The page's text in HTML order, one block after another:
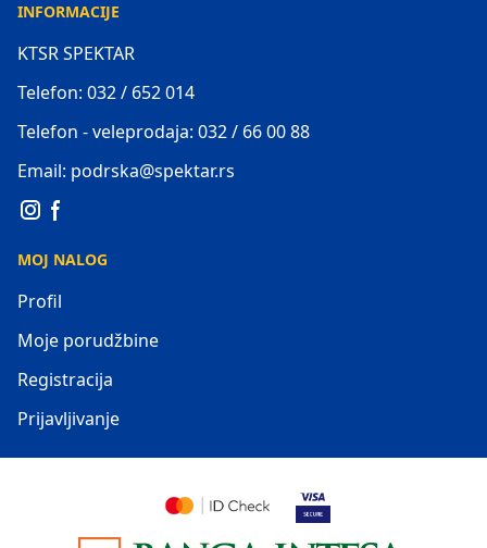
INFORMACIJE
KTSR SPEKTAR
Telefon: 032 / 652 014
Telefon - veleprodaja: 032 / 66 00 88
Email: podrska@spektar.rs
MOJ NALOG
Profil
Moje porudžbine
Registracija
Prijavljivanje